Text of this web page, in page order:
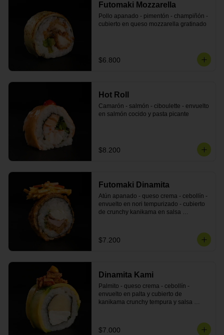
Futomaki Mozzarella
Pollo apanado - pimentón - champiñón -
cubierto en queso mozzarella gratinado
$6.800
Hot Roll
Camarón - salmón - ciboulette - envuelto
en salmón cocido y pasta picante
$8.200
Futomaki Dinamita
Atún apanado - queso crema - cebollín -
envuelto en nori tempurizado - cubierto
de crunchy kanikama en salsa
$7.200
Dinamita Kami
Palmito - queso crema - cebollín -
envuelto en palta y cubierto de
kanikama crunchy tempura y salsa
$7.000